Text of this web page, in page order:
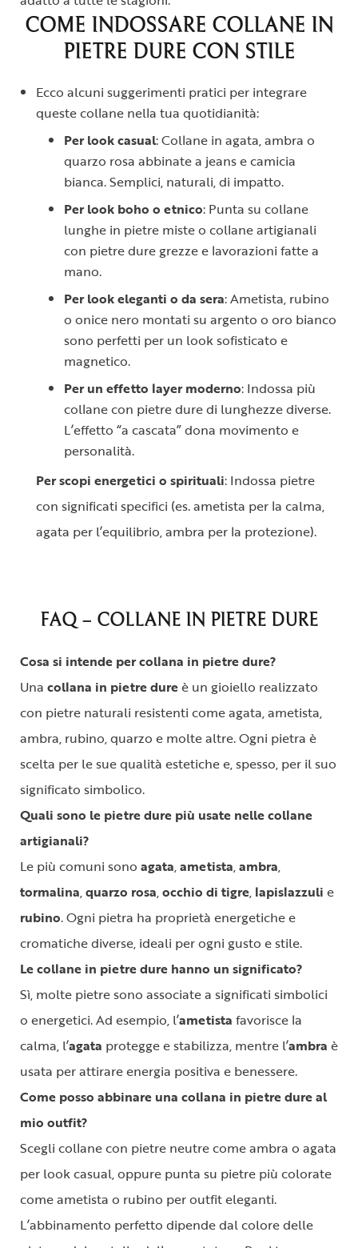
COME INDOSSARE COLLANE IN
PIETRE DURE CON STILE
Ecco alcuni suggerimenti pratici per integrare
queste collane nella tua quotidianità:
Per look casual: Collane in agata, ambra o
quarzo rosa abbinate a jeans e camicia
bianca. Semplici, naturali, di impatto.
Per look boho o etnico: Punta su collane
lunghe in pietre miste o collane artigianali
con pietre dure grezze e lavorazioni fatte a
mano.
Per look eleganti o da sera: Ametista, rubino
o onice nero montati su argento o oro bianco
sono perfetti per un look sofisticato e
magnetico.
Per un effetto layer moderno: Indossa più
collane con pietre dure di lunghezze diverse.
L’effetto “a cascata” dona movimento e
personalità.
Per scopi energetici o spirituali: Indossa pietre
con significati specifici (es. ametista per la calma,
agata per l’equilibrio, ambra per la protezione).
FAQ – COLLANE IN PIETRE DURE
Cosa si intende per collana in pietre dure?
Una collana in pietre dureè un gioiello realizzato
con pietre naturali resistenti come agata, ametista,
ambra, rubino, quarzo e molte altre. Ogni pietra è
scelta per le sue qualità estetiche e, spesso, per il suo
significato simbolico.
Quali sono le pietre dure più usate nelle collane
artigianali?
Le più comuni sono agata,ametista,ambra,
tormalina,quarzo rosa,occhio di tigre, lapislazzuli e
rubino. Ogni pietra ha proprietà energetiche e
cromatiche diverse, ideali per ogni gusto e stile.
Le collane in pietre dure hanno un significato?
Sì, molte pietre sono associate a significati simbolici
o energetici. Ad esempio, l’ametista favorisce la
calma, l’agata protegge e stabilizza, mentre l’ambra è
usata per attirare energia positiva e benessere.
Come posso abbinare una collana in pietre dure al
mio outfit?
Scegli collane con pietre neutre come ambra o agata
per look casual, oppure punta su pietre più colorate
come ametista o rubino per outfit eleganti.
L’abbinamento perfetto dipende dal colore delle